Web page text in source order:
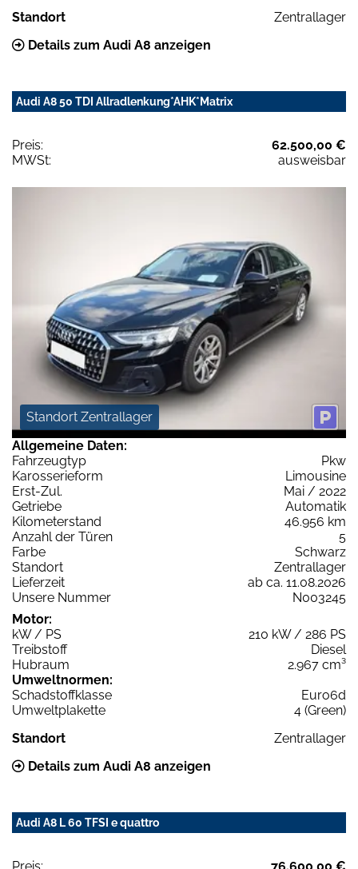
Standort
Zentrallager
Details zum Audi A8 anzeigen
Audi A8 50 TDI Allradlenkung*AHK*Matrix
Preis:
62.500,00 €
MWSt:
ausweisbar
Standort Zentrallager
Allgemeine Daten:
Fahrzeugtyp
Pkw
Karosserieform
Limousine
Erst-Zul.
Mai / 2022
Getriebe
Automatik
Kilometerstand
46.956 km
Anzahl der Türen
5
Farbe
Schwarz
Standort
Zentrallager
Lieferzeit
ab ca. 11.08.2026
Unsere Nummer
N003245
Motor:
kW / PS
210 kW / 286 PS
Treibstoff
Diesel
Hubraum
2.967 cm³
Umweltnormen:
Schadstoffklasse
Euro6d
Umweltplakette
4 (Green)
Standort
Zentrallager
Details zum Audi A8 anzeigen
Audi A8 L 60 TFSI e quattro
Preis: 76.600,00 €